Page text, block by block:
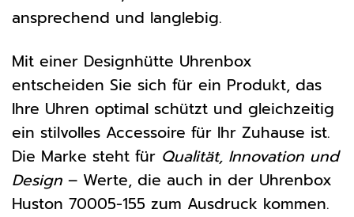
ansprechend und langlebig.
Mit einer Designhütte Uhrenbox
entscheiden Sie sich für ein Produkt, das
Ihre Uhren optimal schützt und gleichzeitig
ein stilvolles Accessoire für Ihr Zuhause ist.
Die Marke steht für Qualität, Innovation und
Design – Werte, die auch in der Uhrenbox
Huston 70005-155 zum Ausdruck kommen.